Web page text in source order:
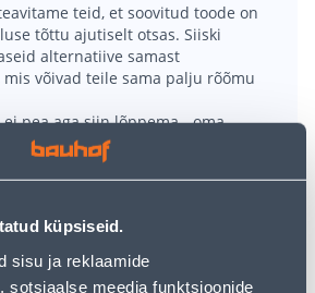
küpsiseid.
sisu ja reklaamide
sotsiaalse meedia funktsioonide
teid, et soovitud toode on
tõttu ajutiselt otsas. Siiski
alternatiive samast
mis võivad teile sama palju rõõmu
pea aga siin lõppema - oma
naastes
otsingufunktsiooni, et leida
valikuid. Head ostlemist!
85 dB
patarei